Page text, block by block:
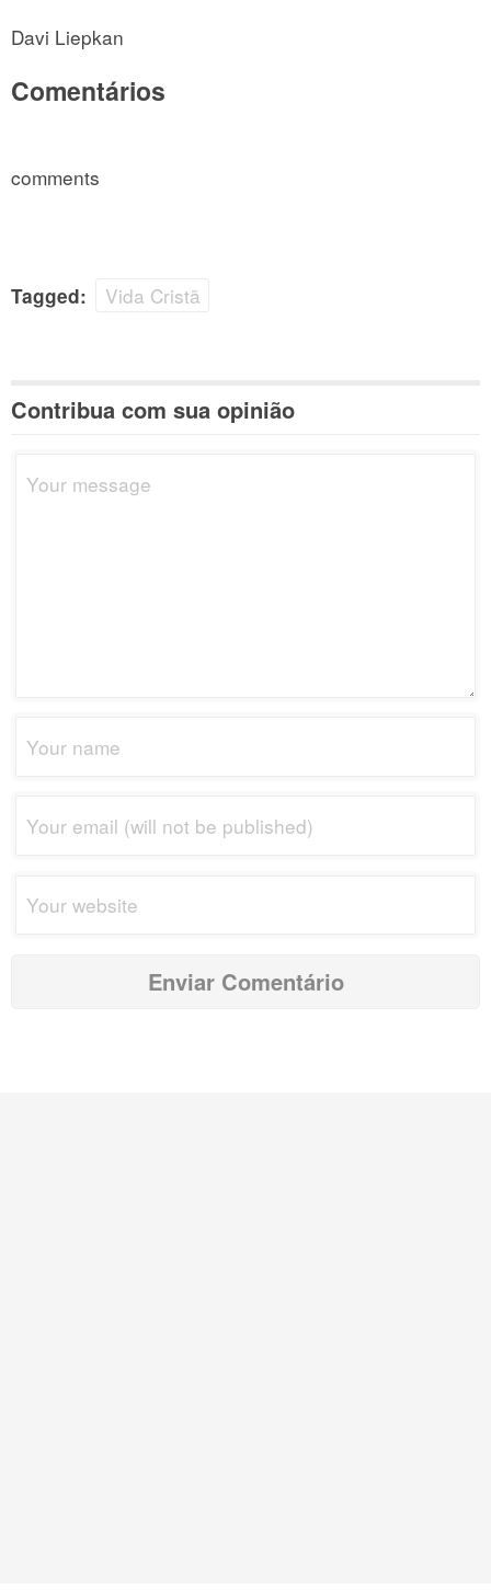
Davi Liepkan
Comentários
comments
Tagged: Vida Cristã
Contribua com sua opinião